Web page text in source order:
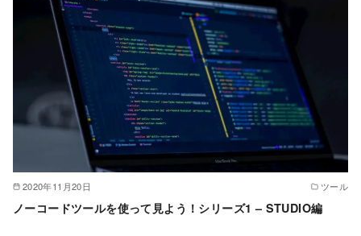
2020年11月20日 ツール
ノーコードツールを使って見よう！シリーズ1 – STUDIO編